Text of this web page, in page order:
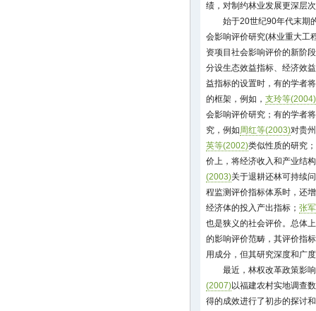
绩，对制约林业发展更深层
始于20世纪90年代末期
会影响评价研究(林业重大工
资项目社会影响评价的新阶
分设生态效益指标、经济效
益指标的设置时，有的学者
的框架，例如， 支玲等(2004)
会影响评价研究；有的学者
究，例如周红等(2003)对贵
英等(2002)类似性质的研究
价上，将经济收入和产业结
(2003)关于退耕还林可持续
程监测评价指标体系时，还
经济体的投入产出指标； 张
也是狭义的社会评价。总体
的影响评价范畴，其评价指
用成分，但其研究深度和广
最近，林权改革政策影
(2007)以福建农村实地调查
得的成效进行了初步的探讨